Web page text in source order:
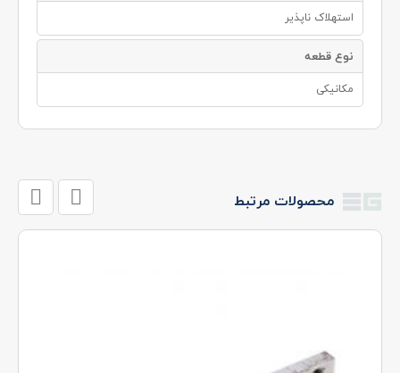
استهلاک ناپذیر
نوع قطعه
مکانیکی
محصولات مرتبط